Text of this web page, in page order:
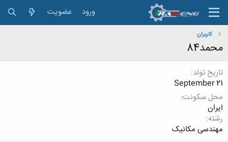
ورود عضویت
کاربران
محمد84
تاریخ تولد
September 21
محل سکونت
ایران
رشته
مهندسی مکانیک